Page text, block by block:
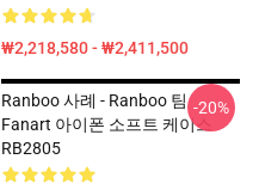
₩2,218,580 - ₩2,411,500
Ranboo 사례 - Ranboo 팀
Fanart 아이폰 소프트 케이스
RB2805
-20%